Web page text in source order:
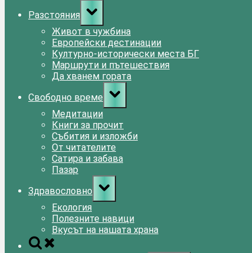
Разстояния
Toggle
sub-
menu
Живот в чужбина
Европейски дестинации
Културно-исторически места БГ
Маршрути и пътешествия
Да хванем гората
Свободно време
Toggle
sub-
menu
Медитации
Книги за прочит
Събития и изложби
От читателите
Сатира и забава
Пазар
Здравословно
Toggle
sub-
menu
Екология
Полезните навици
Вкусът на нашата храна
Toggle